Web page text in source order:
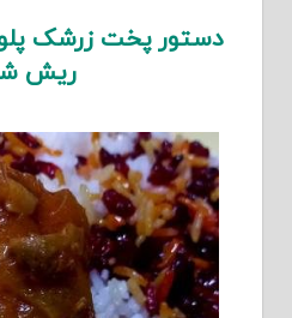
دستور پخت زرشک
ریش